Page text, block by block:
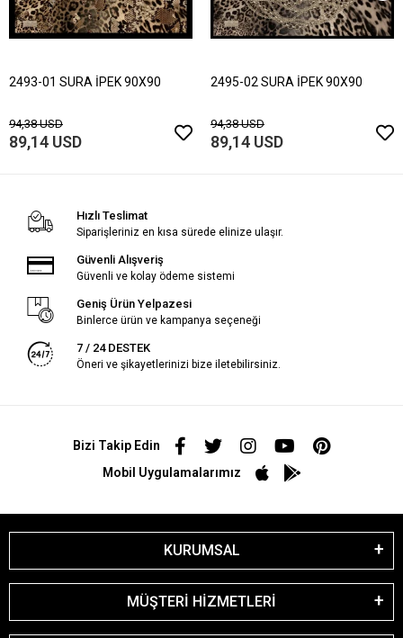
2493-01 SURA İPEK 90X90
94,38 USD
89,14 USD
2495-02 SURA İPEK 90X90
94,38 USD
89,14 USD
Hızlı Teslimat
Siparişleriniz en kısa sürede elinize ulaşır.
Güvenli Alışveriş
Güvenli ve kolay ödeme sistemi
Geniş Ürün Yelpazesi
Binlerce ürün ve kampanya seçeneği
7 / 24 DESTEK
Öneri ve şikayetlerinizi bize iletebilirsiniz.
Bizi Takip Edin
Mobil Uygulamalarımız
KURUMSAL
MÜŞTERİ HİZMETLERİ